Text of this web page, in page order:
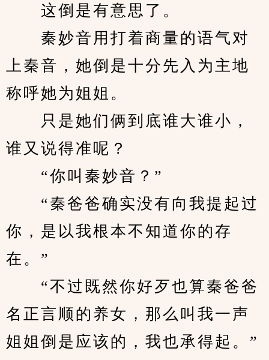
这倒是有意思了。
秦妙音用打着商量的语气对
上秦音，她倒是十分先入为主地
称呼她为姐姐。
只是她们俩到底谁大谁小，
谁又说得准呢？
“你叫秦妙音？”
“秦爸爸确实没有向我提起过
你，是以我根本不知道你的存
在。”
“不过既然你好歹也算秦爸爸
名正言顺的养女，那么叫我一声
姐姐倒是应该的，我也承得起。”